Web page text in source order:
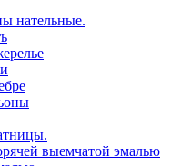
нательные.
выемчатой эмалью